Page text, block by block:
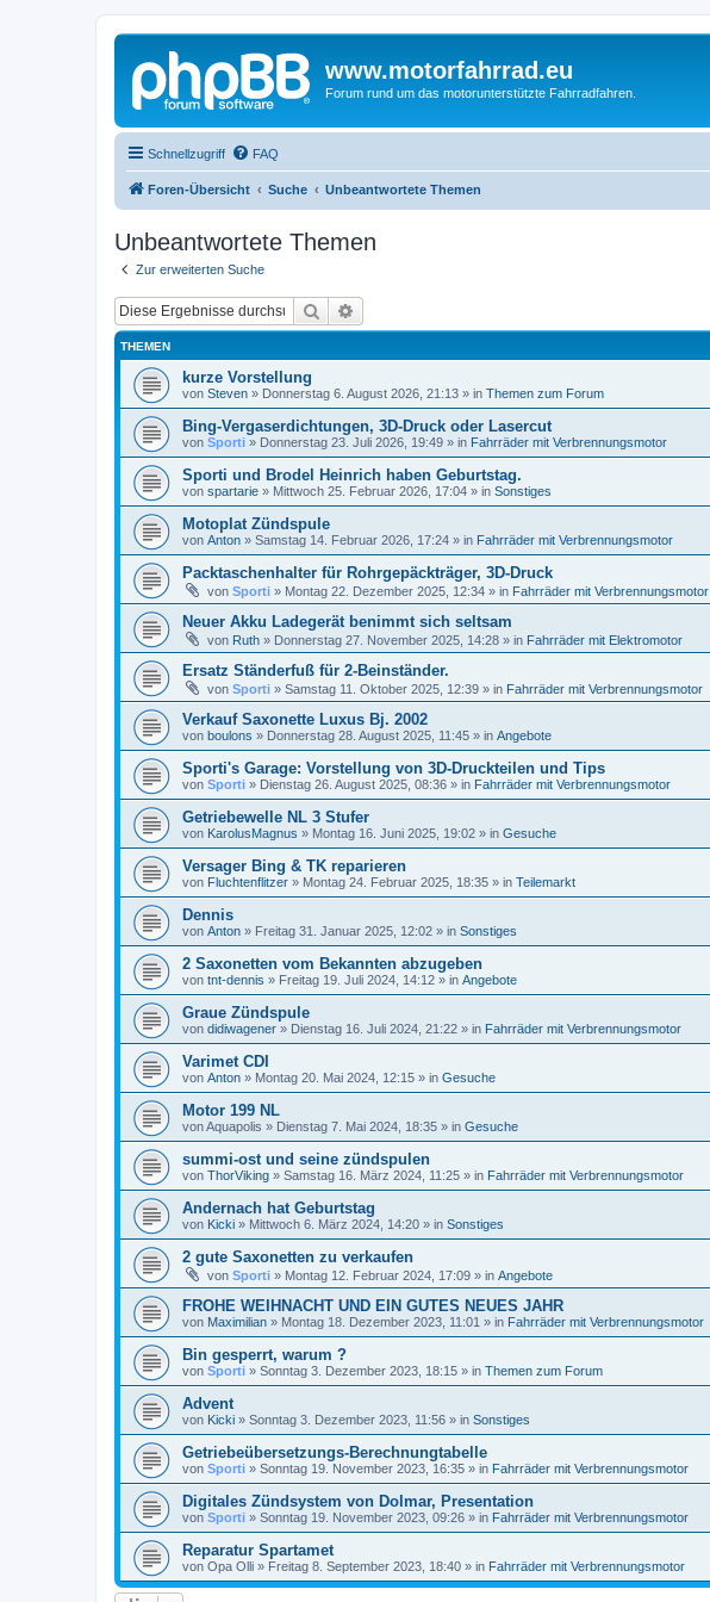
www.motorfahrrad.eu
Forum rund um das motorunterstützte Fahrradfahren.
Schnellzugriff FAQ
Foren-Übersicht Suche Unbeantwortete Themen
Unbeantwortete Themen
Zur erweiterten Suche
Suche
THEMEN
kurze Vorstellung
von Steven » Donnerstag 6. August 2026, 21:13 » in Themen zum Forum
Bing-Vergaserdichtungen, 3D-Druck oder Lasercut
von Sporti » Donnerstag 23. Juli 2026, 19:49 » in Fahrräder mit Verbrennungsmotor
Sporti und Brodel Heinrich haben Geburtstag.
von spartarie » Mittwoch 25. Februar 2026, 17:04 » in Sonstiges
Motoplat Zündspule
von Anton » Samstag 14. Februar 2026, 17:24 » in Fahrräder mit Verbrennungsmotor
Packtaschenhalter für Rohrgepäckträger, 3D-Druck
von Sporti » Montag 22. Dezember 2025, 12:34 » in Fahrräder mit Verbrennungsmotor
Neuer Akku Ladegerät benimmt sich seltsam
von Ruth » Donnerstag 27. November 2025, 14:28 » in Fahrräder mit Elektromotor
Ersatz Ständerfuß für 2-Beinständer.
von Sporti » Samstag 11. Oktober 2025, 12:39 » in Fahrräder mit Verbrennungsmotor
Verkauf Saxonette Luxus Bj. 2002
von boulons » Donnerstag 28. August 2025, 11:45 » in Angebote
Sporti's Garage: Vorstellung von 3D-Druckteilen und Tips
von Sporti » Dienstag 26. August 2025, 08:36 » in Fahrräder mit Verbrennungsmotor
Getriebewelle NL 3 Stufer
von KarolusMagnus » Montag 16. Juni 2025, 19:02 » in Gesuche
Versager Bing & TK reparieren
von Fluchtenflitzer » Montag 24. Februar 2025, 18:35 » in Teilemarkt
Dennis
von Anton » Freitag 31. Januar 2025, 12:02 » in Sonstiges
2 Saxonetten vom Bekannten abzugeben
von tnt-dennis » Freitag 19. Juli 2024, 14:12 » in Angebote
Graue Zündspule
von didiwagener » Dienstag 16. Juli 2024, 21:22 » in Fahrräder mit Verbrennungsmotor
Varimet CDI
von Anton » Montag 20. Mai 2024, 12:15 » in Gesuche
Motor 199 NL
vonAquapolis » Dienstag 7. Mai 2024, 18:35 » in Gesuche
summi-ost und seine zündspulen
von ThorViking » Samstag 16. März 2024, 11:25 » in Fahrräder mit Verbrennungsmotor
Andernach hat Geburtstag
von Kicki » Mittwoch 6. März 2024, 14:20 » in Sonstiges
2 gute Saxonetten zu verkaufen
von Sporti » Montag 12. Februar 2024, 17:09 » in Angebote
FROHE WEIHNACHT UND EIN GUTES NEUES JAHR
von Maximilian » Montag 18. Dezember 2023, 11:01 » in Fahrräder mit Verbrennungsmotor
Bin gesperrt, warum ?
von Sporti » Sonntag 3. Dezember 2023, 18:15 » in Themen zum Forum
Advent
von Kicki » Sonntag 3. Dezember 2023, 11:56 » in Sonstiges
Getriebeübersetzungs-Berechnungtabelle
von Sporti » Sonntag 19. November 2023, 16:35 » in Fahrräder mit Verbrennungsmotor
Digitales Zündsystem von Dolmar, Presentation
von Sporti » Sonntag 19. November 2023, 09:26 » in Fahrräder mit Verbrennungsmotor
Reparatur Spartamet
von Opa Olli » Freitag 8. September 2023, 18:40 » in Fahrräder mit Verbrennungsmotor